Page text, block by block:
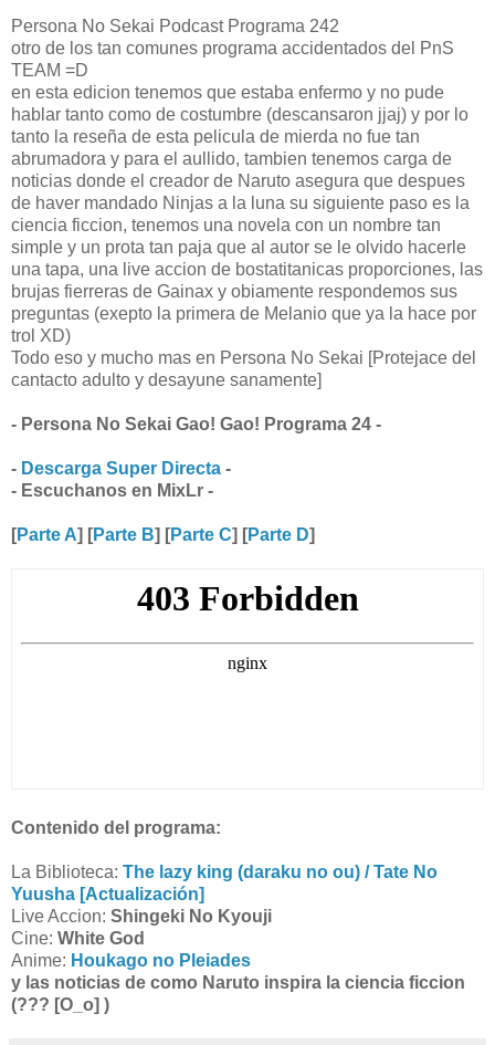
Persona No Sekai Podcast Programa 242
otro de los tan comunes programa accidentados del PnS
TEAM =D
en esta edicion tenemos que estaba enfermo y no pude
hablar tanto como de costumbre (descansaron jjaj) y por lo
tanto la reseña de esta pelicula de mierda no fue tan
abrumadora y para el aullido, tambien tenemos carga de
noticias donde el creador de Naruto asegura que despues
de haver mandado Ninjas a la luna su siguiente paso es la
ciencia ficcion, tenemos una novela con un nombre tan
simple y un prota tan paja que al autor se le olvido hacerle
una tapa, una live accion de bostatitanicas proporciones, las
brujas fierreras de Gainax y obiamente respondemos sus
preguntas (exepto la primera de Melanio que ya la hace por
trol XD)
Todo eso y mucho mas en Persona No Sekai [Protejace del
cantacto adulto y desayune sanamente]
- Persona No Sekai Gao! Gao! Programa 24 -
- Descarga Super Directa -
- Escuchanos en MixLr -
[Parte A] [Parte B] [Parte C] [Parte D]
Contenido del programa:
La Biblioteca: The lazy king (daraku no ou) / Tate No
Yuusha [Actualización]
Live Accion: Shingeki No Kyouji
Cine: White God
Anime: Houkago no Pleiades
y las noticias de como Naruto inspira la ciencia ficcion
(??? [O_o] )